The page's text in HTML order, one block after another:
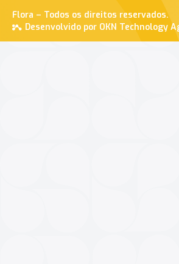
Flora – Todos os direitos reservados.
Desenvolvido por OKN Technology